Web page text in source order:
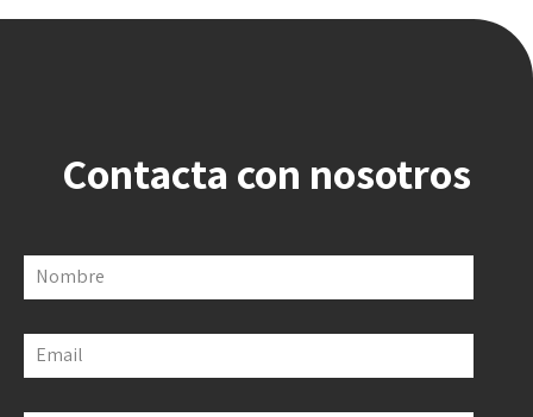
Contacta con nosotros
Nombre
Email